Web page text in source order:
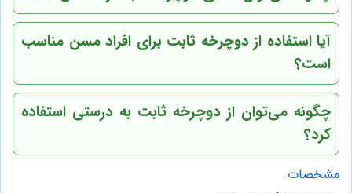
آیا استفاده از دوچرخه ثابت برای افراد مسن مناسب
است؟
چگونه می‌توان از دوچرخه ثابت به درستی استفاده
کرد؟
مشخصات